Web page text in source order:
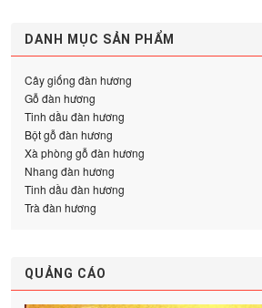
DANH MỤC SẢN PHẨM
Cây giống đàn hương
Gỗ đàn hương
Tinh dầu đàn hương
Bột gỗ đàn hương
Xà phòng gỗ đàn hương
Nhang đàn hương
Tinh dầu đàn hương
Trà đàn hương
QUẢNG CÁO